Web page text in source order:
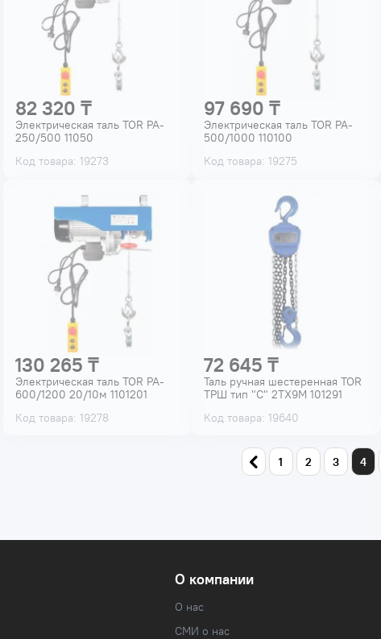
82 320 ₸
Электрическая таль TOR PA-
250/500 11050
Код товара: 19273
97 690 ₸
Электрическая таль TOR PA-
500/1000 110100
Код товара: 19275
130 265 ₸
Электрическая таль TOR PA-
600/1200 20/10м 1101201
Код товара: 19278
72 645 ₸
Таль ручная шестеренная TOR
ТРШ тип "С" 2ТХ9М 101291
Код товара: 19640
1 2 3 4
О компании
О нас
СМИ о нас